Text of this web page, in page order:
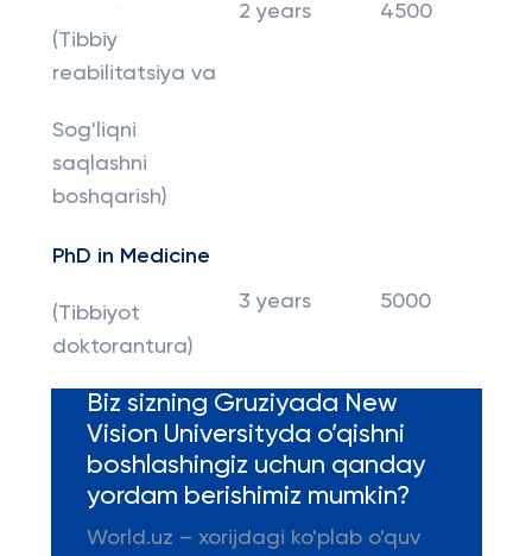
(Tibbiy
reabilitatsiya va
Sog'liqni
saqlashni
boshqarish)
2 years 4500
PhD in Medicine
(Tibbiyot
doktorantura)
3 years 5000
Biz sizning Gruziyada New
Vision Universityda o’qishni
boshlashingiz uchun qanday
yordam berishimiz mumkin?
World.uz – xorijdagi ko'plab o'quv